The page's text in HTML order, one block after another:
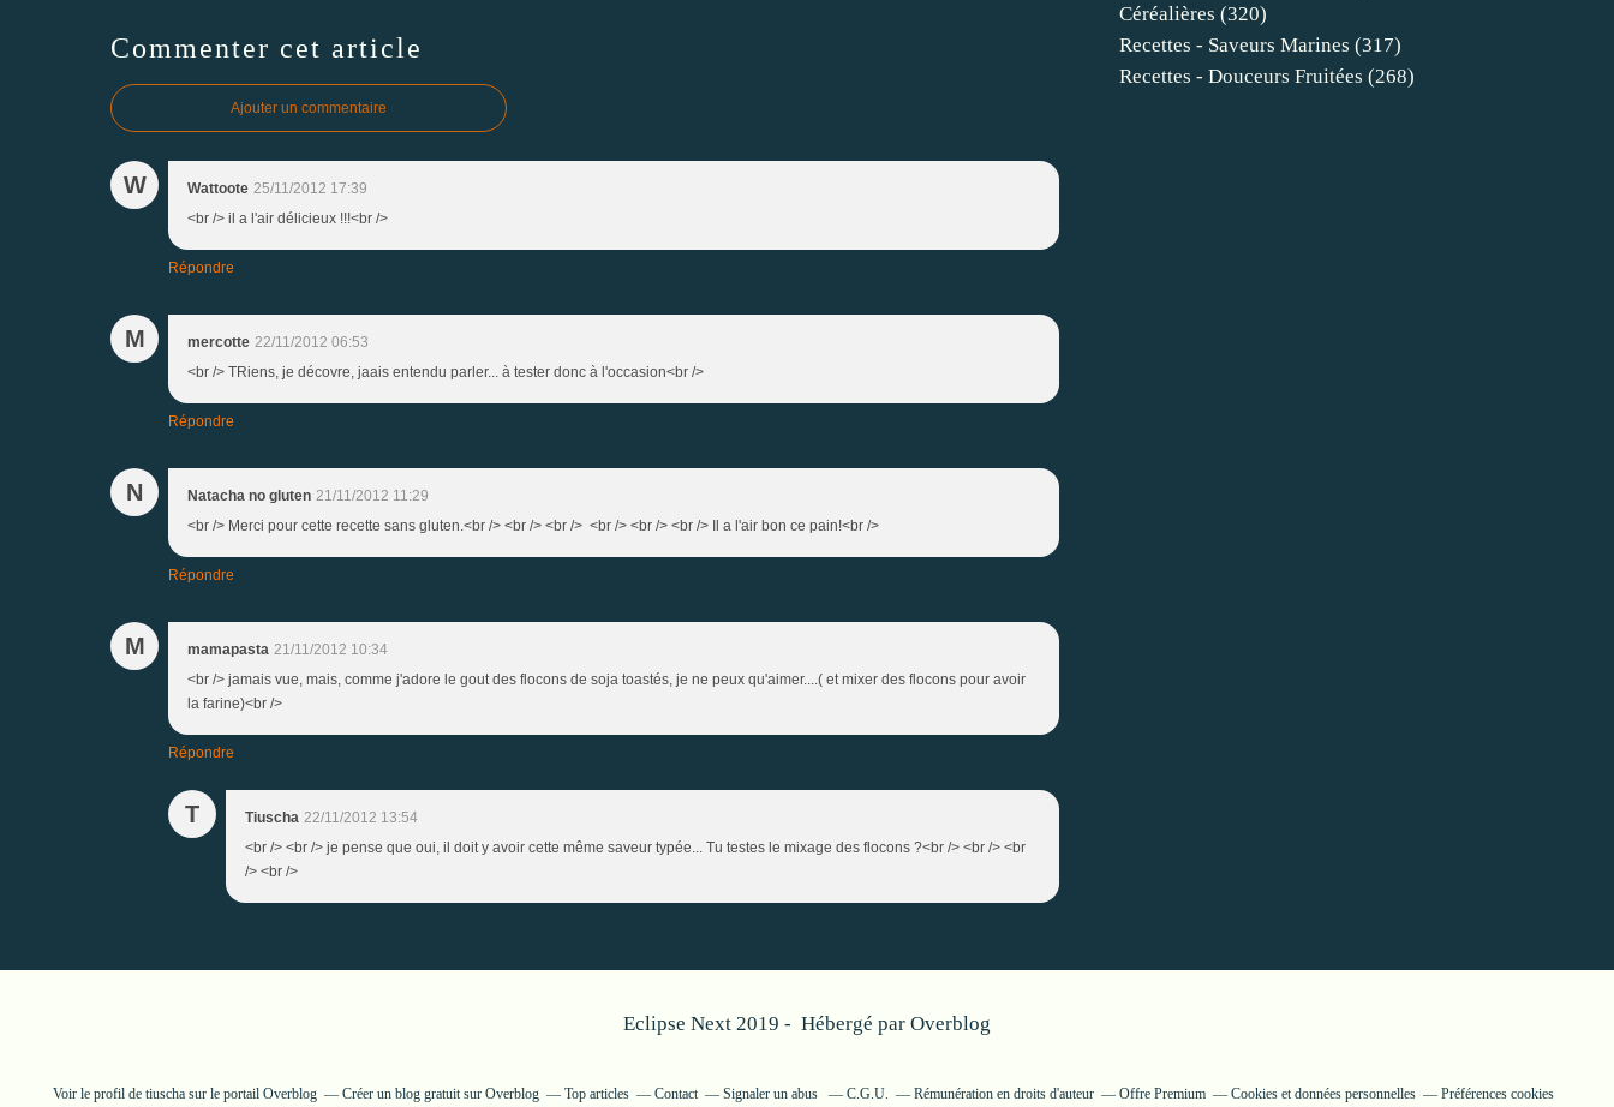
Commenter cet article
Ajouter un commentaire
W Wattoote 25/11/2012 17:39
<br /> il a l'air délicieux !!!<br />
Répondre
M mercotte 22/11/2012 06:53
<br /> TRiens, je décovre, jaais entendu parler... à tester donc à l'occasion<br />
Répondre
N Natacha no gluten 21/11/2012 11:29
<br /> Merci pour cette recette sans gluten.<br /> <br /> <br /> <br /> <br /> <br /> Il a l'air bon ce pain!<br />
Répondre
M mamapasta 21/11/2012 10:34
<br /> jamais vue, mais, comme j'adore le gout des flocons de soja toastés, je ne peux qu'aimer....( et mixer des flocons pour avoir
la farine)<br />
Répondre
T Tiuscha 22/11/2012 13:54
<br /> <br /> je pense que oui, il doit y avoir cette même saveur typée... Tu testes le mixage des flocons ?<br /> <br /> <br
/> <br />
Céréalières (320)
Recettes - Saveurs Marines (317)
Recettes - Douceurs Fruitées (268)
Eclipse Next 2019 - Hébergé par Overblog
Voir le profil de tiuscha sur le portail Overblog Créer un blog gratuit sur Overblog Top articles Contact Signaler un abus C.G.U. Rémunération en droits d'auteur Offre Premium Cookies et données personnelles Préférences cookies